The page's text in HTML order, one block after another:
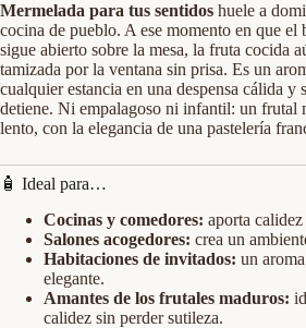
Mermelada para tus sentidos huele a
cocina de pueblo. A ese momento en que el
sigue abierto sobre la mesa, la fruta cocida
tamizada por la ventana sin prisa. Es un
cualquier estancia en una despensa cálida y
detiene. Ni empalagoso ni infantil: un frutal
lento, con la elegancia de una pastelería
🧴 Ideal para…
Cocinas y comedores: aporta
Salones acogedores: crea un
Habitaciones de invitados: un
elegante.
Amantes de los frutales maduros:
calidez sin perder sutileza.